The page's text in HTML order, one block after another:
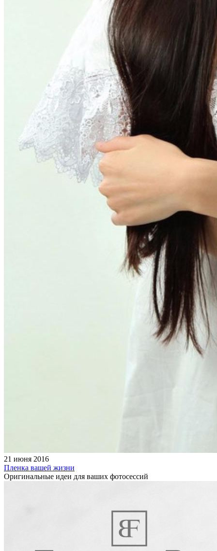
21 июня 2016
Пленка вашей жизни
Оригинальные идеи для ваших фотосессий